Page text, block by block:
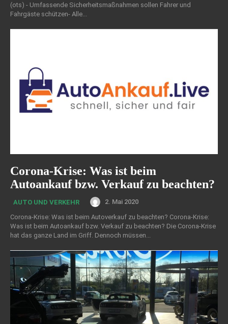
(ots) - Umfassende Sicherheitsmaßnahmen sollen Fahrer und
Fahrgäste schützen- Alle...
Corona-Krise: Was ist beim
Autoankauf bzw. Verkauf zu beachten?
AUTO UND VERKEHR
2. Mai 2020
Corona-Krise: Was ist beim Autoverkauf zu beachten? Corona-Krise:
Was ist beim Autoankauf bzw. Verkauf zu beachten? Die Corona-Krise
hat das ganze Land im Griff. Dennoch müssen...